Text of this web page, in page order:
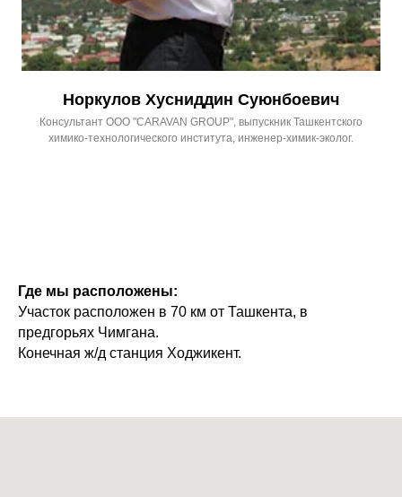
Норкулов Хусниддин Суюнбоевич
Консультант ООО "CARAVAN GROUP", выпускник Ташкентского
химико-технологического института, инженер-химик-эколог.
Где мы расположены:
Участок расположен в 70 км от Ташкента, в
предгорьях Чимгана.
Конечная ж/д станция Ходжикент.